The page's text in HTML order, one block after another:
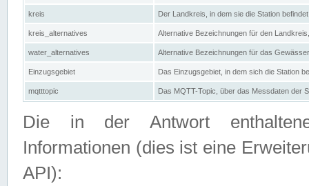
kreis Der Landkreis, in dem sie die Station befindet
kreis_alternatives Alternative Bezeichnungen für den
water_alternatives Alternative Bezeichnungen für das
Einzugsgebiet Das Einzugsgebiet, in dem sich die Station
mqtttopic Das MQTT-Topic, über das Messdaten der
Die in der Antwort
Informationen (dies ist eine
API):